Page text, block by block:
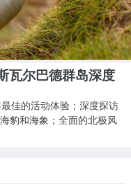
瓦尔巴德群岛深度
佳的活动体验；深度探访
豹和海象；全面的北极风